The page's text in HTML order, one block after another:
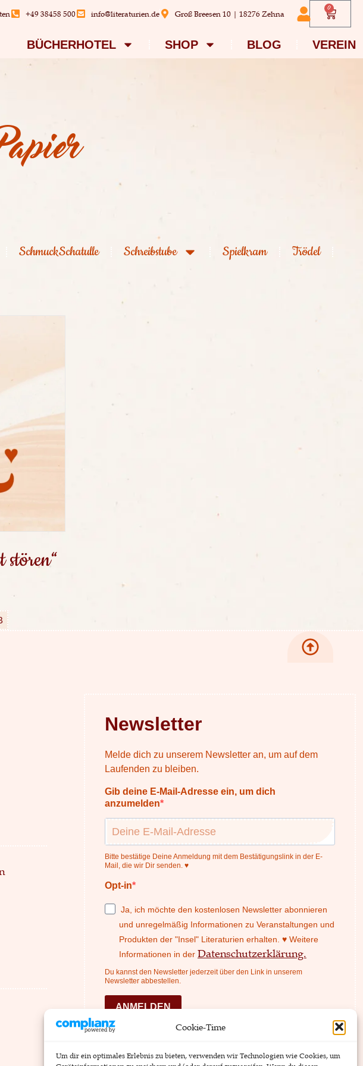
Cookie-Time
Um dir ein optimales Erlebnis zu bieten, verwenden wir Technologien wie Cookies, um
0
+49 38458 500 info@literaturien.de Groß Breesen 10 | 18276 Zehna
BÜCHERHOTEL SHOP BLOG VEREIN
SchmuckSchatulle Schreibstube Spielkram
Trödel
stören“
Newsletter
Melde dich zu unserem Newsletter an, um auf dem
Laufenden zu bleiben.
Gib deine E-Mail-Adresse ein, um dich
anzumelden
Bitte bestätige Deine Anmeldung mit dem Bestätigungslink in der E-
Mail, die wir Dir senden. ♥
Opt-in
Ja, ich möchte den kostenlosen Newsletter abonnieren
und unregelmäßig Informationen zu Veranstaltungen und
Produkten der "Insel" Literaturien erhalten. ♥ Weitere
Informationen in der Datenschutzerklärung.
Du kannst den Newsletter jederzeit über den Link in unserem
Newsletter abbestellen.
ANMELDEN
erklärst du dich einverstanden, dass die von dir